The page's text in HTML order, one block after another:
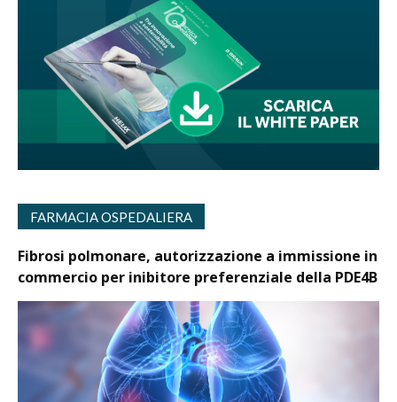
FARMACIA OSPEDALIERA
Fibrosi polmonare, autorizzazione a immissione in
commercio per inibitore preferenziale della PDE4B